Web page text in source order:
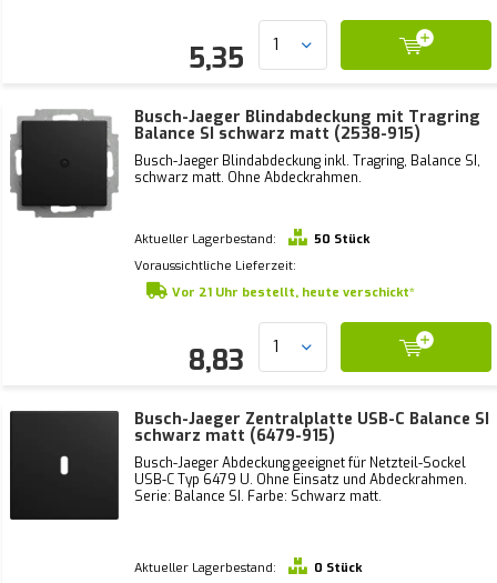
5,35
Busch-Jaeger Blindabdeckung mit Tragring
Balance SI schwarz matt (2538-915)
Busch-Jaeger Blindabdeckung inkl. Tragring, Balance SI,
schwarz matt. Ohne Abdeckrahmen.
Aktueller Lagerbestand:
50 Stück
Voraussichtliche Lieferzeit:
Vor 21 Uhr bestellt, heute verschickt*
8,83
Busch-Jaeger Zentralplatte USB-C Balance SI
schwarz matt (6479-915)
Busch-Jaeger Abdeckung geeignet für Netzteil-Sockel
USB-C Typ 6479 U. Ohne Einsatz und Abdeckrahmen.
Serie: Balance SI. Farbe: Schwarz matt.
Aktueller Lagerbestand:
0 Stück